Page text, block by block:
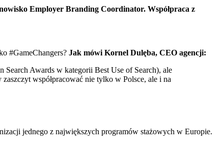
Employer Branding Coordinator. Współpraca z
#GameChangers? Jak mówi Kornel Dulęba, CEO agencji:
Search Awards w kategorii Best Use of Search), ale
współpracować nie tylko w Polsce, ale i na
jednego z największych programów stażowych w Europie.